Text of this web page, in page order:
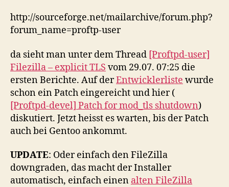
http://sourceforge.net/mailarchive/forum.php?
forum_name=proftp-user
da sieht man unter dem Thread [Proftpd-user]
Filezilla – explicit TLS vom 29.07. 07:25 die
ersten Berichte. Auf derEntwicklerliste wurde
schon ein Patch eingereicht und hier (
[Proftpd-devel] Patch for mod_tls shutdown)
diskutiert. Jetzt heisst es warten, bis der Patch
auch bei Gentoo ankommt.
UPDATE: Oder einfach den FileZilla
downgraden, das macht der Installer
automatisch, einfach einen alten FileZilla